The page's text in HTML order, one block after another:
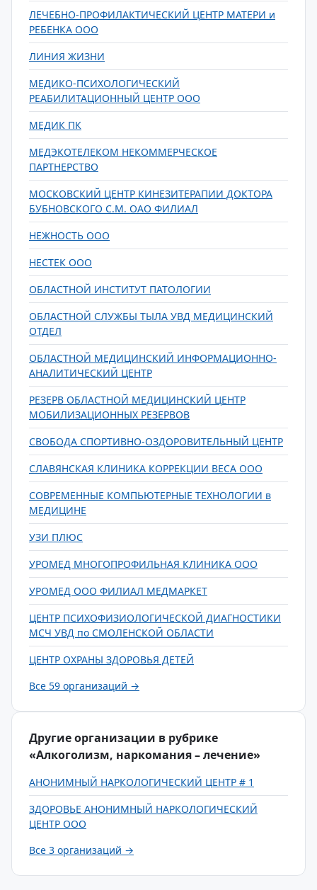
ЛЕЧЕБНО-ПРОФИЛАКТИЧЕСКИЙ ЦЕНТР МАТЕРИ и
РЕБЕНКА ООО
ЛИНИЯ ЖИЗНИ
МЕДИКО-ПСИХОЛОГИЧЕСКИЙ
РЕАБИЛИТАЦИОННЫЙ ЦЕНТР ООО
МЕДИК ПК
МЕДЭКОТЕЛЕКОМ НЕКОММЕРЧЕСКОЕ
ПАРТНЕРСТВО
МОСКОВСКИЙ ЦЕНТР КИНЕЗИТЕРАПИИ ДОКТОРА
БУБНОВСКОГО С.М. ОАО ФИЛИАЛ
НЕЖНОСТЬ ООО
НЕСТЕК ООО
ОБЛАСТНОЙ ИНСТИТУТ ПАТОЛОГИИ
ОБЛАСТНОЙ СЛУЖБЫ ТЫЛА УВД МЕДИЦИНСКИЙ
ОТДЕЛ
ОБЛАСТНОЙ МЕДИЦИНСКИЙ ИНФОРМАЦИОННО-
АНАЛИТИЧЕСКИЙ ЦЕНТР
РЕЗЕРВ ОБЛАСТНОЙ МЕДИЦИНСКИЙ ЦЕНТР
МОБИЛИЗАЦИОННЫХ РЕЗЕРВОВ
СВОБОДА СПОРТИВНО-ОЗДОРОВИТЕЛЬНЫЙ ЦЕНТР
СЛАВЯНСКАЯ КЛИНИКА КОРРЕКЦИИ ВЕСА ООО
СОВРЕМЕННЫЕ КОМПЬЮТЕРНЫЕ ТЕХНОЛОГИИ в
МЕДИЦИНЕ
УЗИ ПЛЮС
УРОМЕД МНОГОПРОФИЛЬНАЯ КЛИНИКА ООО
УРОМЕД ООО ФИЛИАЛ МЕДМАРКЕТ
ЦЕНТР ПСИХОФИЗИОЛОГИЧЕСКОЙ ДИАГНОСТИКИ
МСЧ УВД по СМОЛЕНСКОЙ ОБЛАСТИ
ЦЕНТР ОХРАНЫ ЗДОРОВЬЯ ДЕТЕЙ
Все 59 организаций →
Другие организации в рубрике
«Алкоголизм, наркомания – лечение»
АНОНИМНЫЙ НАРКОЛОГИЧЕСКИЙ ЦЕНТР # 1
ЗДОРОВЬЕ АНОНИМНЫЙ НАРКОЛОГИЧЕСКИЙ
ЦЕНТР ООО
Все 3 организаций →